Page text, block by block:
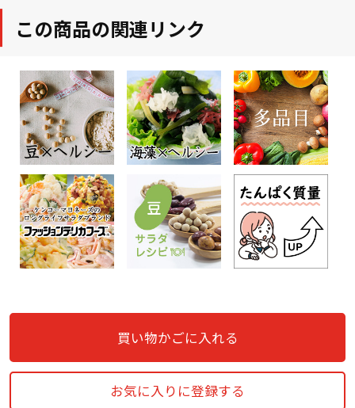
この商品の関連リンク
買い物かごに入れる
お気に入りに登録する